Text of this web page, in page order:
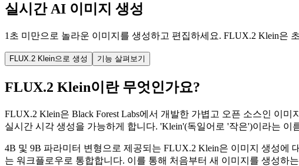
실시간 AI 이미지 생성
1초 미만으로 놀라운 이미지를 생성하고 편집하세요. FLUX.2 Klein은
FLUX.2 Klein으로 생성 기능 살펴보기
FLUX.2 Klein이란 무엇인가요?
FLUX.2 Klein은 Black Forest Labs에서 개발한 가볍고 오픈 소스인 이
실시간 시각 생성을 가능하게 합니다. 'Klein'(독일어로 '작은')이라는
4B 및 9B 파라미터 변형으로 제공되는 FLUX.2 Klein은 이미지 생성에
는 워크플로우로 통합합니다. 이를 통해 처음부터 새 이미지를 생성하